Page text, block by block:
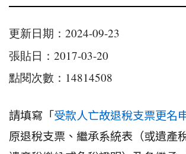
更新日期：2024-09-23
張貼日：2017-03-20
點閱次數：14814508
請填寫「 受款人亡故退稅支票更名
原退稅支票、繼承系統表（或遺產